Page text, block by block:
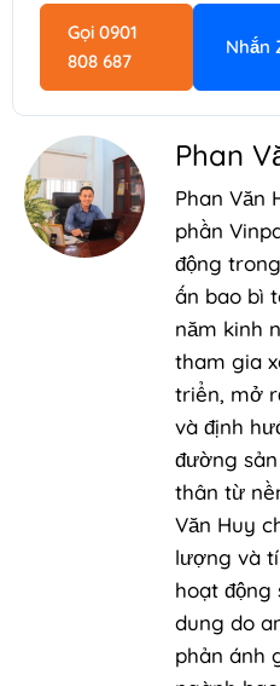
Gọi 0901
808 687
Nhắn
Phan
Phan Văn
phần
động
ấn bao bì
năm kinh
tham gia
triển, mở
và định
đường
thân từ
Văn Huy
lượng và
hoạt động
dung do
phản ánh